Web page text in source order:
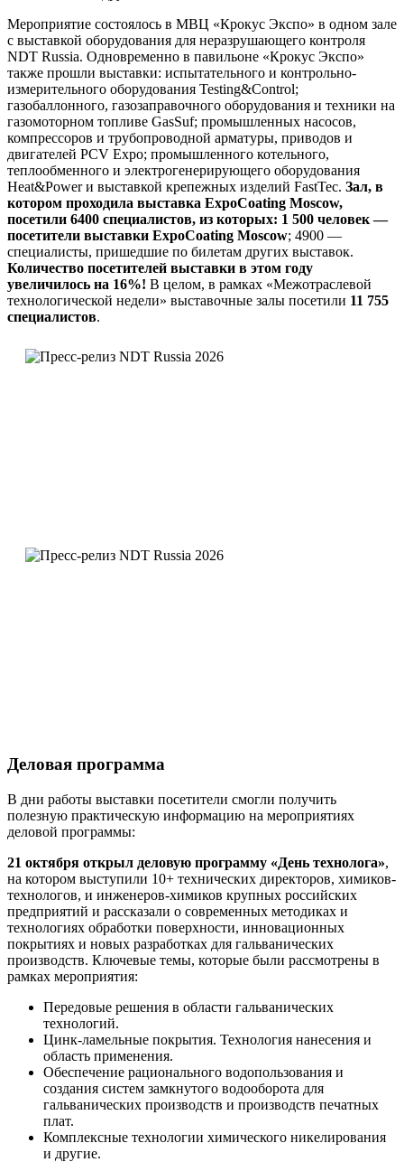
Мероприятие состоялось в МВЦ «Крокус Экспо» в одном зале
с выставкой оборудования для неразрушающего контроля
NDT Russia. Одновременно в павильоне «Крокус Экспо»
также прошли выставки: испытательного и контрольно-
измерительного оборудования Testing&Control;
газобаллонного, газозаправочного оборудования и техники на
газомоторном топливе GasSuf; промышленных насосов,
компрессоров и трубопроводной арматуры, приводов и
двигателей PCV Expo; промышленного котельного,
теплообменного и электрогенерирующего оборудования
Heat&Power и выставкой крепежных изделий FastTec. Зал, в
котором проходила выставка ExpoCoating Moscow,
посетили 6400 специалистов, из которых: 1 500 человек —
посетители выставки ExpoCoating Moscow; 4900 —
специалисты, пришедшие по билетам других выставок.
Количество посетителей выставки в этом году
увеличилось на 16%! В целом, в рамках «Межотраслевой
технологической недели» выставочные залы посетили 11 755
специалистов.
Деловая программа
В дни работы выставки посетители смогли получить
полезную практическую информацию на мероприятиях
деловой программы:
21 октября открыл деловую программу «День технолога»,
на котором выступили 10+ технических директоров, химиков-
технологов, и инженеров-химиков крупных российских
предприятий и рассказали о современных методиках и
технологиях обработки поверхности, инновационных
покрытиях и новых разработках для гальванических
производств. Ключевые темы, которые были рассмотрены в
рамках мероприятия:
Передовые решения в области гальванических
технологий.
Цинк-ламельные покрытия. Технология нанесения и
область применения.
Обеспечение рационального водопользования и
создания систем замкнутого водооборота для
гальванических производств и производств печатных
плат.
Комплексные технологии химического никелирования
и другие.